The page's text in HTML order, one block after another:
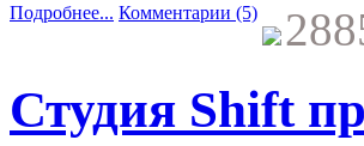
Подробнее... Комментарии (5)
Студия Shift